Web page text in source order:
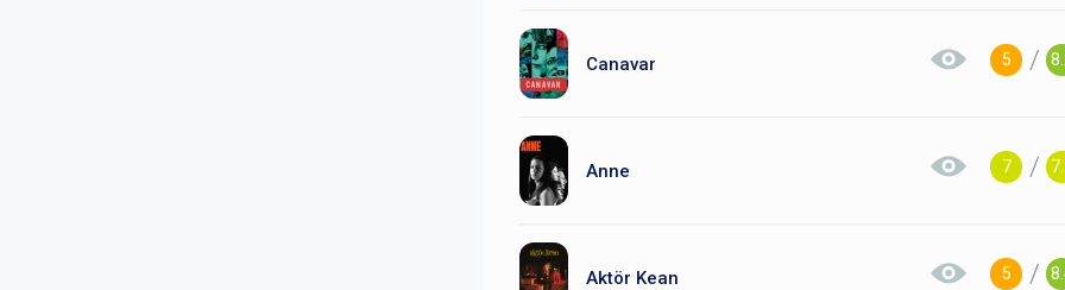
/
5
Canavar
/
7
Anne
/
5
Aktör Kean